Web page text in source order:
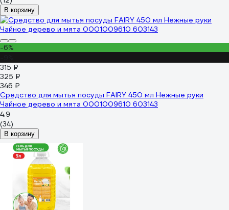
В корзину
-6%
315 ₽
325 ₽
346 ₽
Средство для мытья посуды FAIRY 450 мл Нежные руки
Чайное дерево и мята 0001009610 603143
4.9
(34)
В корзину